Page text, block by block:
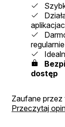
dostęp
Zaufane przez
Przeczytaj